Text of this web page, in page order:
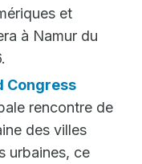
et
à Namur du
Congress
rencontre de
des villes
urbaines, ce